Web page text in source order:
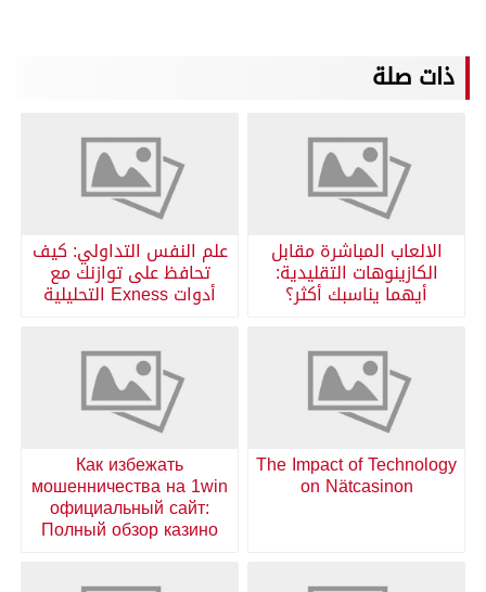
ذات صلة
الالعاب المباشرة مقابل
الكازينوهات التقليدية:
أيهما يناسبك أكثر؟
علم النفس التداولي: كيف
تحافظ على توازنك مع
أدوات Exness التحليلية
The Impact of Technology
on Nätcasinon
Как избежать
мошенничества на 1win
официальный сайт:
Полный обзор казино